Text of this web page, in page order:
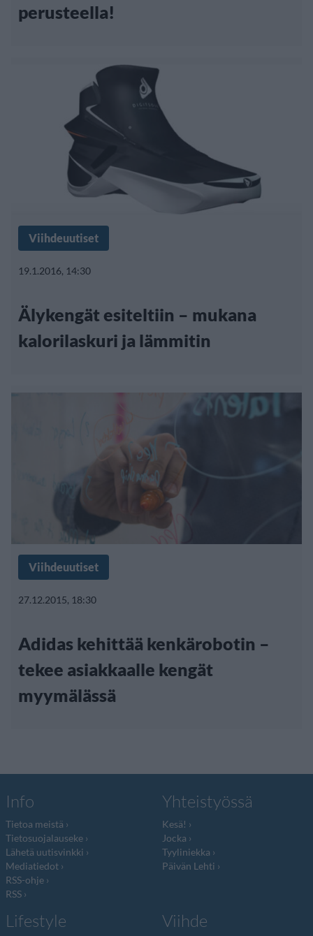
perusteella!
Viihdeuutiset
19.1.2016, 14:30
Älykengät esiteltiin – mukana
kalorilaskuri ja lämmitin
Viihdeuutiset
27.12.2015, 18:30
Adidas kehittää kenkärobotin –
tekee asiakkaalle kengät
myymälässä
Info
Tietoa meistä
Tietosuojalauseke
Lähetä uutisvinkki
Mediatiedot
RSS-ohje
RSS
Yhteistyössä
Kesä!
Jocka
Tyyliniekka
Päivän Lehti
Lifestyle Viihde